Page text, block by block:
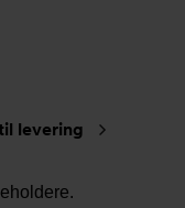
levering